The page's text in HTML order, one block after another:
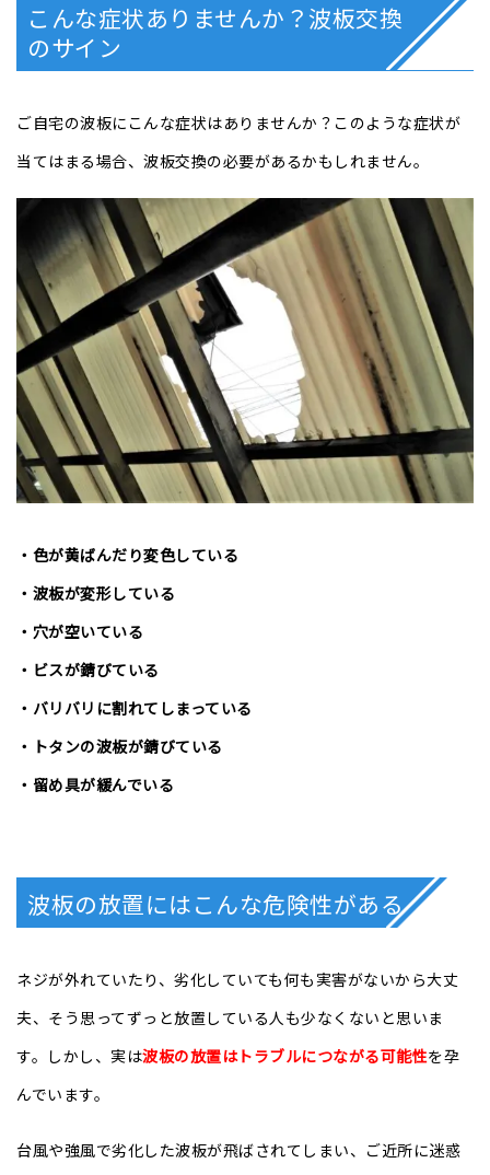
こんな症状ありませんか？波板交換
のサイン
ご自宅の波板にこんな症状はありませんか？このような症状が
当てはまる場合、波板交換の必要があるかもしれません。
・色が黄ばんだり変色している
・波板が変形している
・穴が空いている
・ビスが錆びている
・バリバリに割れてしまっている
・トタンの波板が錆びている
・留め具が緩んでいる
波板の放置にはこんな危険性がある
ネジが外れていたり、劣化していても何も実害がないから大丈
夫、そう思ってずっと放置している人も少なくないと思いま
す。しかし、実は波板の放置はトラブルにつながる可能性を孕
んでいます。
台風や強風で劣化した波板が飛ばされてしまい、ご近所に迷惑